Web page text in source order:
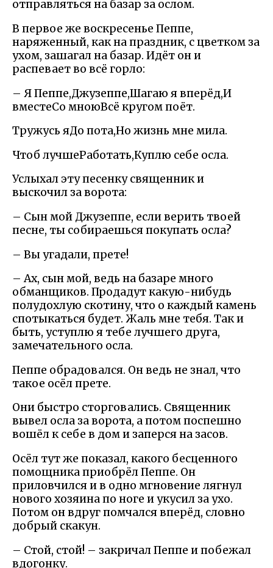
отправляться на базар за ослом.
В первое же воскресенье Пеппе,
наряженный, как на праздник, с цветком за
ухом, зашагал на базар. Идёт он и
распевает во всё горло:
– Я Пеппе,Джузеппе,Шагаю я вперёд,И
вместеСо мноюВсё кругом поёт.
Тружусь яДо пота,Но жизнь мне мила.
Чтоб лучшеРаботать,Куплю себе осла.
Услыхал эту песенку священник и
выскочил за ворота:
– Сын мой Джузеппе, если верить твоей
песне, ты собираешься покупать осла?
– Вы угадали, прете!
– Ах, сын мой, ведь на базаре много
обманщиков. Продадут какую-нибудь
полудохлую скотину, что о каждый камень
спотыкаться будет. Жаль мне тебя. Так и
быть, уступлю я тебе лучшего друга,
замечательного осла.
Пеппе обрадовался. Он ведь не знал, что
такое осёл прете.
Они быстро сторговались. Священник
вывел осла за ворота, а потом поспешно
вошёл к себе в дом и заперся на засов.
Осёл тут же показал, какого бесценного
помощника приобрёл Пеппе. Он
приловчился и в одно мгновение лягнул
нового хозяина по ноге и укусил за ухо.
Потом он вдруг помчался вперёд, словно
добрый скакун.
– Стой, стой! – закричал Пеппе и побежал
вдогонку.